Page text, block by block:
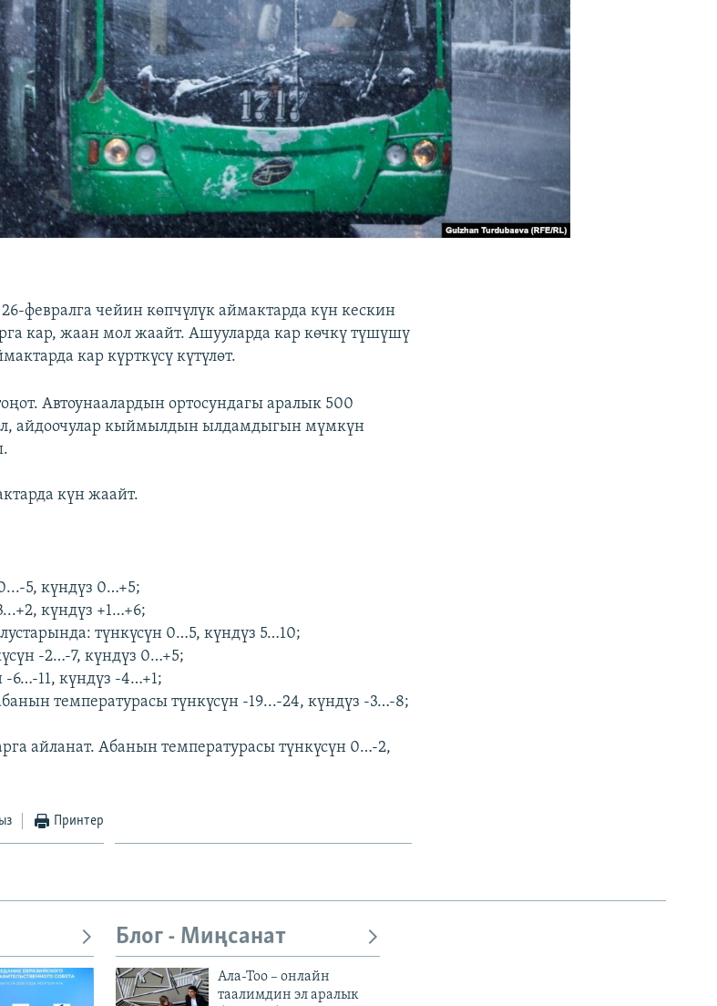
февралга чейин көпчүлүк аймактарда күн кескин
кар, жаан мол жаайт. Ашууларда кар көчкү түшүшү
кар күрткүсү күтүлөт.
Автоунаалардын ортосундагы аралык 500
айдоочулар кыймылдын ылдамдыгын мүмкүн
күн жаайт.
5, күндүз 0…+5;
күндүз +1…+6;
түнкүсүн 0…5, күндүз 5…10;
-2…-7, күндүз 0…+5;
6…-11, күндүз -4…+1;
температурасы түнкүсүн -19...-24, күндүз -3…-8;
айланат. Абанын температурасы түнкүсүн 0…-2,
Принтер
Блог - Миңсанат
Ала-Тоо – онлайн
таалимдин эл аралык